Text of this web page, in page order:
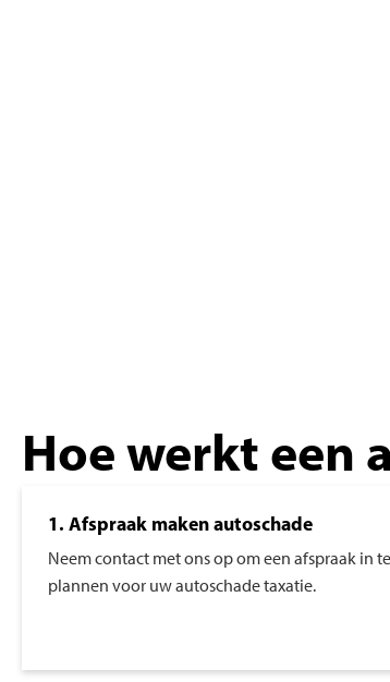
Hoe werkt een
1. Afspraak maken autoschade
Neem contact met ons op om een afspraak in te
plannen voor uw autoschade taxatie.